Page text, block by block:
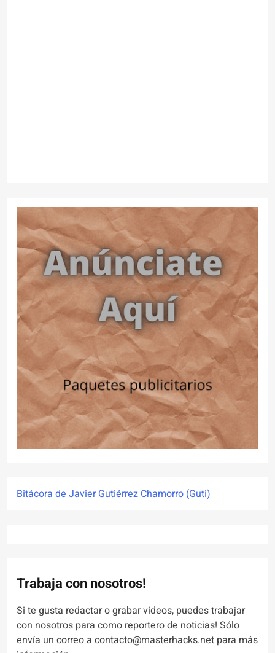
Bitácora de Javier Gutiérrez Chamorro (Guti)
Trabaja con nosotros!
Si te gusta redactar o grabar videos, puedes trabajar
con nosotros para como reportero de noticias! Sólo
envía un correo a contacto@masterhacks.net para más